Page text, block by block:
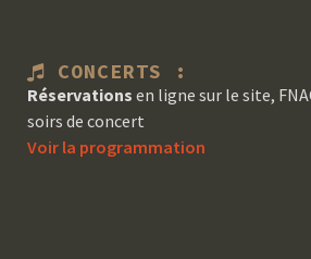
CONCERTS :
Réservations en ligne sur le site,
soirs de concert
Voir la programmation